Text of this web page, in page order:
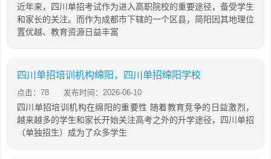
近年来，四川单招考试作为进入高职院校的重要途径，备受学生
和家长的关注。而作为成都市下辖的一个区县，简阳因其地理位
置优越、教育资源日益丰富
四川单招培训机构绵阳，四川单招绵阳学校
点击：78 发布时间：2026-06-10
四川单招培训机构在绵阳的重要性 随着教育竞争的日益激烈，
越来越多的学生和家长开始关注高考之外的升学途径，四川单招
（单独招生）成为了众多学生